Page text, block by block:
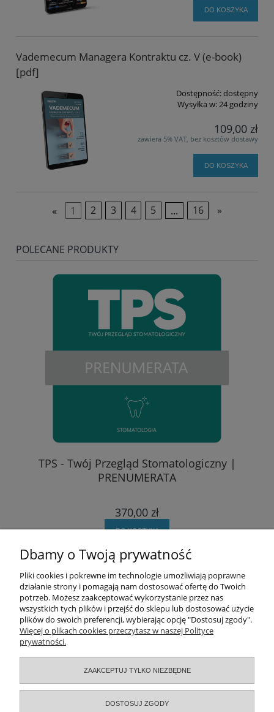
DO KOSZYKA
Vademecum Managera Kontraktu cz. V (e-book)
[pdf]
Dostępność:dostępny
Wysyłka w:24 godziny
109,00 zł
zawiera 5% VAT, bez kosztów dostawy
DO KOSZYKA
« 1 2 3 4 5 ... 16 »
POLECANE PRODUKTY
TPS - Twój Przegląd Stomatologiczny |
PRENUMERATA
370,00 zł
DO KOSZYKA
Moje konto
Zamówienia
Informacje
O nas
Dbamy o Twoją prywatność
Pliki cookies i pokrewne im technologie umożliwiają poprawne
działanie strony i pomagają nam dostosować ofertę do Twoich
potrzeb. Możesz zaakceptować wykorzystanie przez nas
wszystkich tych plików i przejść do sklepu lub dostosować użycie
plików do swoich preferencji, wybierając opcję "Dostosuj zgody".
Więcej o plikach cookies przeczytasz w naszej Polityce
prywatności.
ZAAKCEPTUJ TYLKO NIEZBĘDNE
DOSTOSUJ ZGODY